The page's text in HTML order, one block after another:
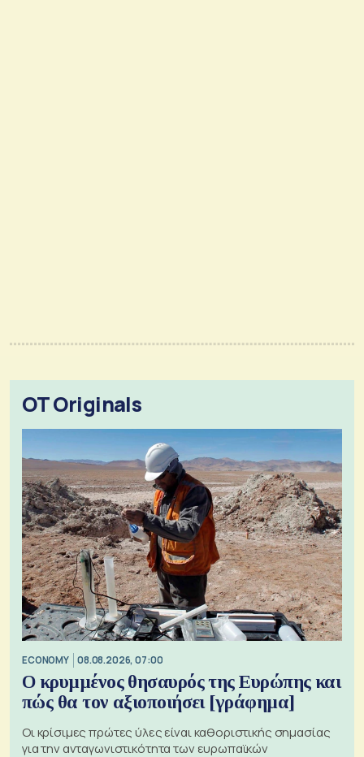
OT Originals
ECONOMY 08.08.2026, 07:00
Ο κρυμμένος θησαυρός της Ευρώπης και
πώς θα τον αξιοποιήσει [γράφημα]
Οι κρίσιμες πρώτες ύλες είναι καθοριστικής σημασίας
για την ανταγωνιστικότητα των ευρωπαϊκών